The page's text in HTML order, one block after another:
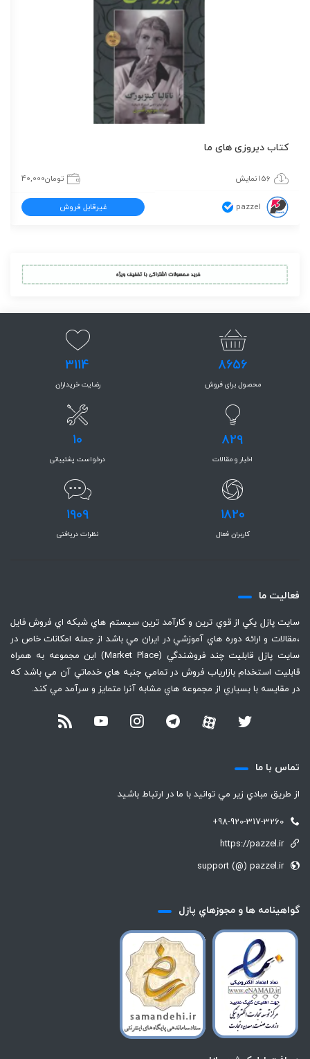
کتاب دیروزی های ما
156 نمایش تومان40,000
pazzel غیرقابل فروش
8656
محصول برای فروش
3114
رضایت خریداران
829
اخبار و مقالات
10
درخواست پشتیبانی
1820
کاربران فعال
1909
نظرات دریافتی
فعاليت ما
سايت پازل يكي از قوي ترين و كارآمد ترين سيستم هاي شبكه اي فروش فايل
،‌مقالات و ارائه دوره هاي آموزشي در ايران مي باشد از جمله امكانات خاص در
سايت پازل قابليت چند فروشندگي (Market Place) اين مجموعه به همراه
قابليت استخدام بازارياب فروش در تمامي جنبه هاي خدماتي آن مي باشد كه
در مقايسه با بسياري از مجموعه هاي مشابه آنرا متمايز و سرآمد مي كند.
تماس با ما
از طريق مبادي زير مي توانيد با ما در ارتباط باشيد
+98-920-317-3260
https://pazzel.ir
support (@) pazzel.ir
گواهينامه ها و مجوزهاي پازل